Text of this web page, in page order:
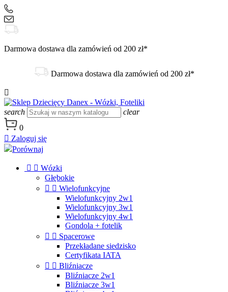
Darmowa dostawa dla zamówień od 200 zł*
Darmowa dostawa dla zamówień od 200 zł*

search
clear
0
 Zaloguj się
Porównaj
  Wózki
Głębokie
  Wielofunkcyjne
Wielofunkcyjny 2w1
Wielofunkcyjny 3w1
Wielofunkcyjny 4w1
Gondola + fotelik
  Spacerowe
Przekładane siedzisko
Certyfikata IATA
  Bliźniacze
Bliźniacze 2w1
Bliźniacze 3w1